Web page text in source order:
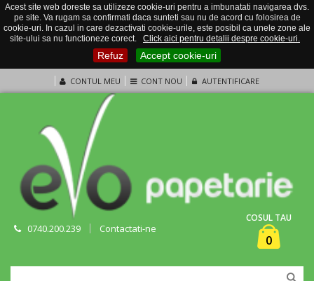
Acest site web doreste sa utilizeze cookie-uri pentru a imbunatati navigarea dvs.
pe site. Va rugam sa confirmati daca sunteti sau nu de acord cu folosirea de
cookie-uri. In cazul in care dezactivati cookie-urile, este posibil ca unele zone ale
site-ului sa nu functioneze corect.
Click aici pentru detalii despre cookie-uri.
Refuz Accept cookie-uri
CONTUL MEU CONT NOU AUTENTIFICARE
0740.200.239 Contactati-ne
COSUL TAU
0